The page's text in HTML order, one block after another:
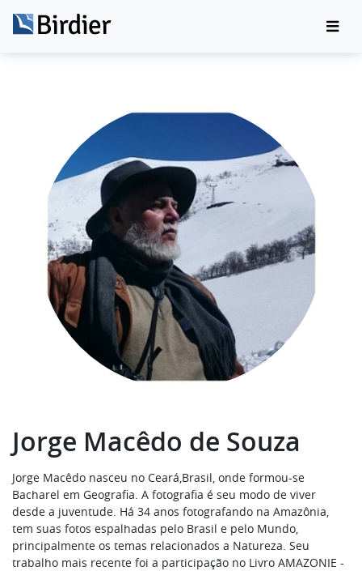
Jorge Macêdo de Souza
Jorge Macêdo nasceu no Ceará,Brasil, onde formou-se
Bacharel em Geografia. A fotografia é seu modo de viver
desde a juventude. Há 34 anos fotografando na Amazônia,
tem suas fotos espalhadas pelo Brasil e pelo Mundo,
principalmente os temas relacionados a Natureza. Seu
trabalho mais recente foi a participação no Livro AMAZONIE -